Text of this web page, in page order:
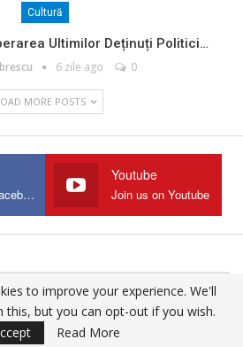
Cultură
Ultimilor Deținuți Politici…
6 zile ago 0
MORE POSTS
Join us on Facebook
Youtube
Join us on Youtube
- All Rights Reserved.
Design:
to improve your experience. We'll
this, but you can opt-out if you wish.
Read More